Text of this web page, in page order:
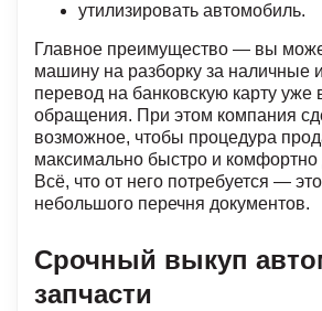
утилизировать автомобиль.
Главное преимущество — вы
машину на разборку за наличные
перевод на банковскую карту уже
обращения. При этом компания
возможное, чтобы процедура
максимально быстро и комфортно
Всё, что от него потребуется —
небольшого перечня документов.
Срочный выкуп
запчасти